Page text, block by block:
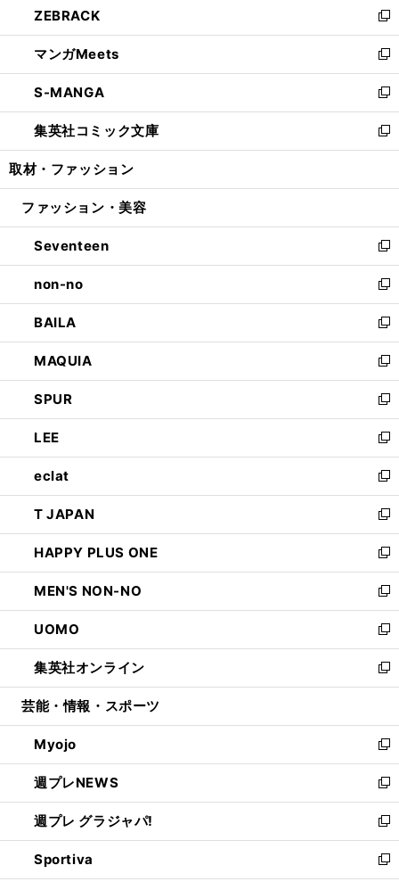
く
で
開
く
ド
ウ
で
開
く
ィ
ン
ド
ウ
で
開
く
い
ウ
ィ
ン
ド
ウ
で
開
ZEBRACK
新
し
い
ウ
ィ
ン
ド
ウ
開
マンガMeets
新
し
い
ウ
ィ
ン
ウ
開
く
S-MANGA
新
し
い
ウ
ン
ウ
で
開
く
集英社コミック文庫
新
し
ウ
ン
ド
ウ
で
開
く
取材・ファッション
ファッション・美容
Seventeen
新
し
い
ウ
ィ
ン
ド
ウ
で
開
く
non-no
新
し
い
ウ
ィ
ン
ド
ウ
で
開
く
BAILA
新
し
い
ウ
ィ
ン
ド
ウ
で
開
く
MAQUIA
新
し
い
ウ
ィ
ン
ド
ウ
で
開
く
SPUR
新
し
い
ウ
ィ
ン
ド
ウ
で
開
く
LEE
新
し
い
ウ
ィ
ン
ド
ウ
で
開
く
eclat
新
し
い
ウ
ィ
ン
ド
ウ
で
開
く
T JAPAN
新
し
い
ウ
ィ
ン
ド
ウ
で
開
HAPPY PLUS ONE
新
し
い
ウ
ィ
ン
ド
ウ
開
く
MEN'S NON-NO
新
し
い
ウ
ィ
ン
ウ
で
開
く
UOMO
新
し
い
ウ
ン
ド
ウ
で
開
く
集英社オンライン
新
し
ウ
ィ
ン
ド
ウ
で
開
く
芸能・情報・スポーツ
Myojo
新
し
い
ウ
ィ
ン
ド
ウ
週プレNEWS
新
し
い
ウ
ィ
ン
週プレ グラジャパ!
新
し
い
ウ
Sportiva
新
し